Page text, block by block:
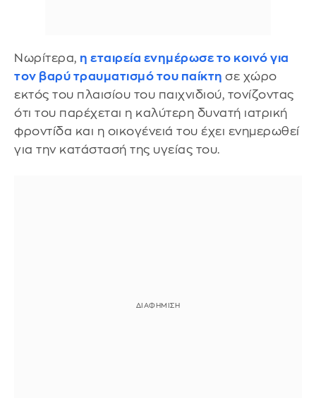
Νωρίτερα, η εταιρεία ενημέρωσε το κοινό για
τον βαρύ τραυματισμό του παίκτη σε χώρο
εκτός του πλαισίου του παιχνιδιού, τονίζοντας
ότι του παρέχεται η καλύτερη δυνατή ιατρική
φροντίδα και η οικογένειά του έχει ενημερωθεί
για την κατάστασή της υγείας του.